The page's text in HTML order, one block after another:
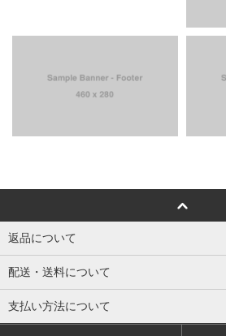
返品について
配送・送料について
支払い方法について